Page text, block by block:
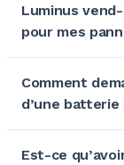
Luminus
pour mes
Comment
d’une
Est-ce